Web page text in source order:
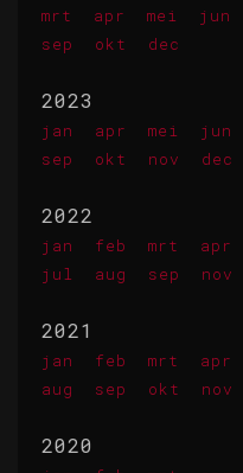
mrt apr mei jun
sep
okt dec
2023
jan apr mei jun
sep
okt nov dec
2022
jan feb mrt apr
jul
aug sep nov
2021
jan feb mrt apr
aug
sep okt nov
2020